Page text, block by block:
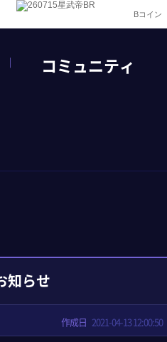
Bコイン
コミュニティ
知らせ
作成日 2021-04-13 12:00:50